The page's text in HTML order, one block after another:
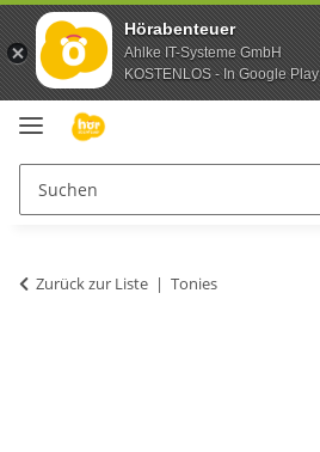
Hörabenteuer
Ahlke IT-Systeme GmbH
KOSTENLOS - In Google Play
Zurück zur Liste Tonies